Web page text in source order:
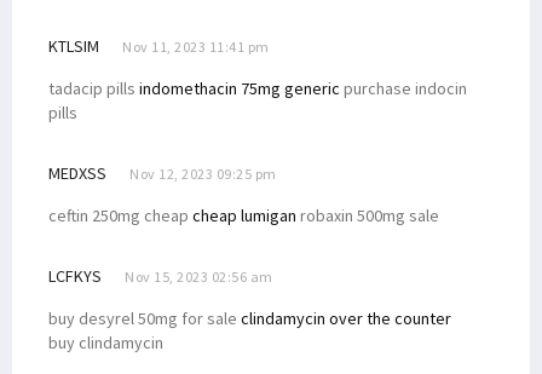
KTLSIM Nov 11, 2023 11:41 pm
tadacip pills indomethacin 75mg generic purchase indocin
pills
MEDXSS Nov 12, 2023 09:25 pm
ceftin 250mg cheap cheap lumigan robaxin 500mg sale
LCFKYS Nov 15, 2023 02:56 am
buy desyrel 50mg for sale clindamycin over the counter
buy clindamycin